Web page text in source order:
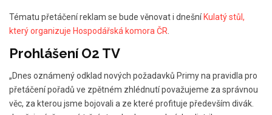
Tématu přetáčení reklam se bude věnovat i dnešní Kulatý stůl,
který organizuje Hospodářská komora ČR
Prohlášení O2 TV
„Dnes oznámený odklad nových požadavků Primy na pravidla pro
přetáčení pořadů ve zpětném zhlédnutí považujeme za správnou
věc, za kterou jsme bojovali a ze které profituje především divák.